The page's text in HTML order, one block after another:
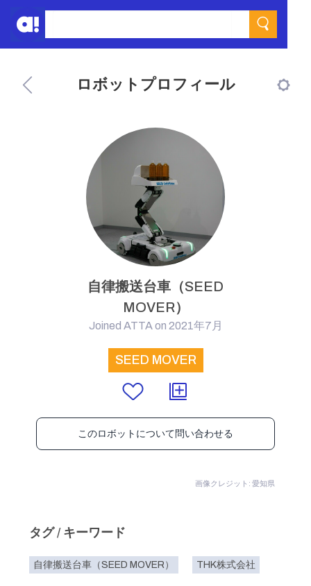
ロボットプロフィール
自律搬送台車（SEED
MOVER）
Joined ATTA on 2021年7月
SEED MOVER
このロボットについて問い合わせる
画像クレジット: 愛知県
タグ / キーワード
自律搬送台車（SEED MOVER） THK株式会社